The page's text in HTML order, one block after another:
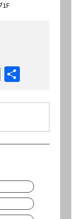
1F
Copy
Link